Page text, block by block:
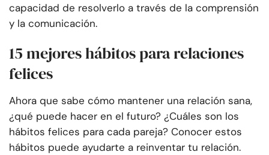
capacidad de resolverlo a través de la comprensión
y la comunicación.
15 mejores hábitos para relaciones
felices
Ahora que sabe cómo mantener una relación sana,
¿qué puede hacer en el futuro? ¿Cuáles son los
hábitos felices para cada pareja? Conocer estos
hábitos puede ayudarte a reinventar tu relación.